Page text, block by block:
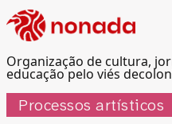
Organização de cultura,
educação pelo viés
Processos artísticos